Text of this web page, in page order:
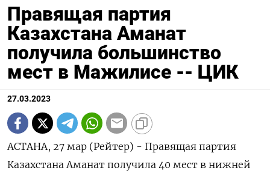
Правящая партия
Казахстана Аманат
получила большинство
мест в Мажилисе -- ЦИК
27.03.2023
АСТАНА, 27 мар (Рейтер) - Правящая партия
Казахстана Аманат получила 40 мест в нижней